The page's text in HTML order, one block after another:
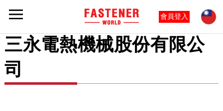
會員登入
三永電熱機械股份有限公
司